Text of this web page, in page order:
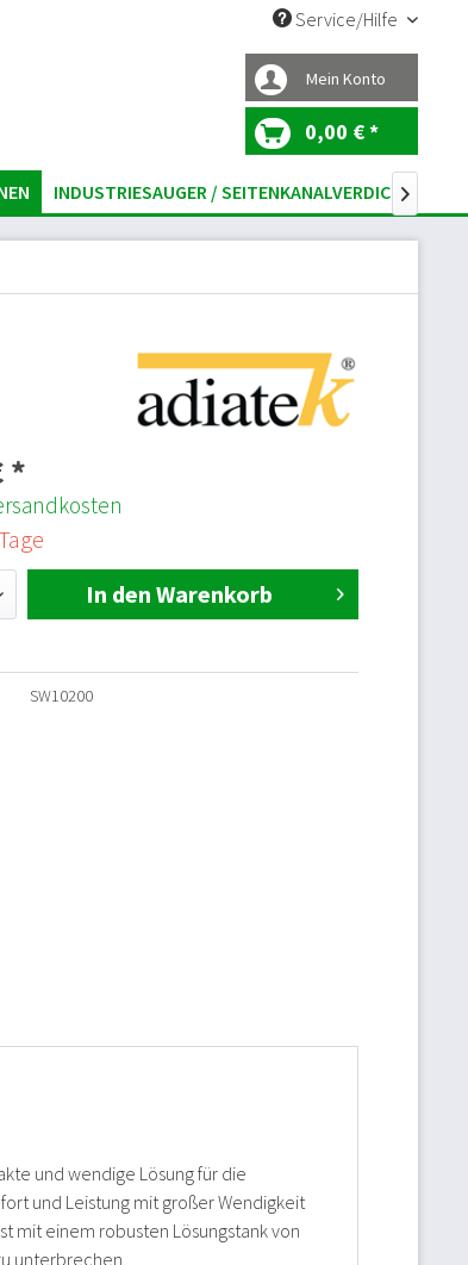
Service/Hilfe
Mein Konto
0,00 € *
INDUSTRIESAUGER / SEITENKANALVERDICHTER

*
In den Warenkorb
SW10200
und wendige Lösung für die
und Leistung mit großer Wendigkeit
mit einem robusten Lösungstank von
unterbrechen.